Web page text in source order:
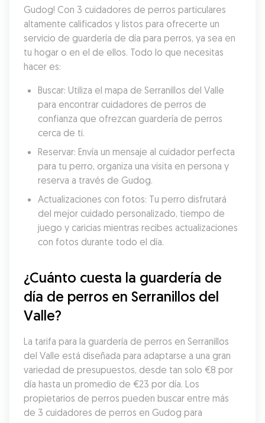
Gudog! Con 3 cuidadores de perros particulares
altamente calificados y listos para ofrecerte un
servicio de guardería de día para perros, ya sea en
tu hogar o en el de ellos. Todo lo que necesitas
hacer es:
Buscar: Utiliza el mapa de Serranillos del Valle
para encontrar cuidadores de perros de
confianza que ofrezcan guardería de perros
cerca de ti.
Reservar: Envía un mensaje al cuidador perfecta
para tu perro, organiza una visita en persona y
reserva a través de Gudog.
Actualizaciones con fotos: Tu perro disfrutará
del mejor cuidado personalizado, tiempo de
juego y caricias mientras recibes actualizaciones
con fotos durante todo el día.
¿Cuánto cuesta la guardería de
día de perros en Serranillos del
Valle?
La tarifa para la guardería de perros en Serranillos
del Valle está diseñada para adaptarse a una gran
variedad de presupuestos, desde tan solo €8 por
día hasta un promedio de €23 por día. Los
propietarios de perros pueden buscar entre más
de 3 cuidadores de perros en Gudog para